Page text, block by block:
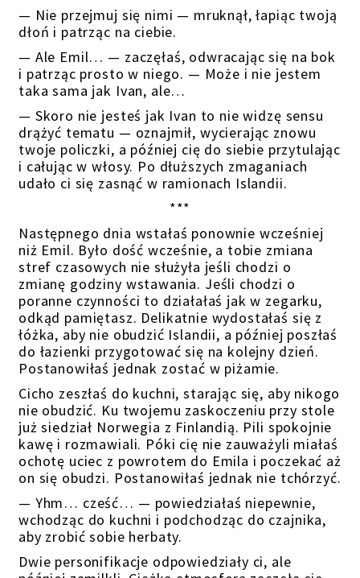
— Nie przejmuj się nimi — mruknął, łapiąc twoją
dłoń i patrząc na ciebie.
— Ale Emil… — zaczęłaś, odwracając się na bok
i patrząc prosto w niego. — Może i nie jestem
taka sama jak Ivan, ale…
— Skoro nie jesteś jak Ivan to nie widzę sensu
drążyć tematu — oznajmił, wycierając znowu
twoje policzki, a później cię do siebie przytulając
i całując w włosy. Po dłuższych zmaganiach
udało ci się zasnąć w ramionach Islandii.
***
Następnego dnia wstałaś ponownie wcześniej
niż Emil. Było dość wcześnie, a tobie zmiana
stref czasowych nie służyła jeśli chodzi o
zmianę godziny wstawania. Jeśli chodzi o
poranne czynności to działałaś jak w zegarku,
odkąd pamiętasz. Delikatnie wydostałaś się z
łóżka, aby nie obudzić Islandii, a później poszłaś
do łazienki przygotować się na kolejny dzień.
Postanowiłaś jednak zostać w piżamie.
Cicho zeszłaś do kuchni, starając się, aby nikogo
nie obudzić. Ku twojemu zaskoczeniu przy stole
już siedział Norwegia z Finlandią. Pili spokojnie
kawę i rozmawiali. Póki cię nie zauważyli miałaś
ochotę uciec z powrotem do Emila i poczekać aż
on się obudzi. Postanowiłaś jednak nie tchórzyć.
— Yhm… cześć… — powiedziałaś niepewnie,
wchodząc do kuchni i podchodząc do czajnika,
aby zrobić sobie herbaty.
Dwie personifikacje odpowiedziały ci, ale